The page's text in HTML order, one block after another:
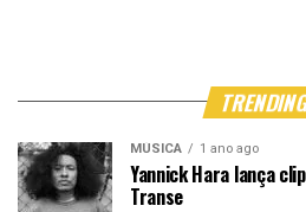
MÚSICA 1 ano ago
Yannick Hara lança
Transe